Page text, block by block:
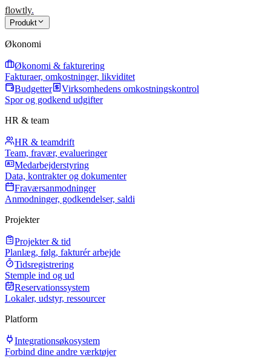
flowtly.
Produkt
Økonomi
Økonomi & fakturering
Fakturaer, omkostninger, likviditet
Budgetter
Virksomhedens omkostningskontrol
Spor og godkend udgifter
HR & team
HR & teamdrift
Team, fravær, evalueringer
Medarbejderstyring
Data, kontrakter og dokumenter
Fraværsanmodninger
Anmodninger, godkendelser, saldi
Projekter
Projekter & tid
Planlæg, følg, fakturér arbejde
Tidsregistrering
Stemple ind og ud
Reservationssystem
Lokaler, udstyr, ressourcer
Platform
Integrationsøkosystem
Forbind dine andre værktøjer